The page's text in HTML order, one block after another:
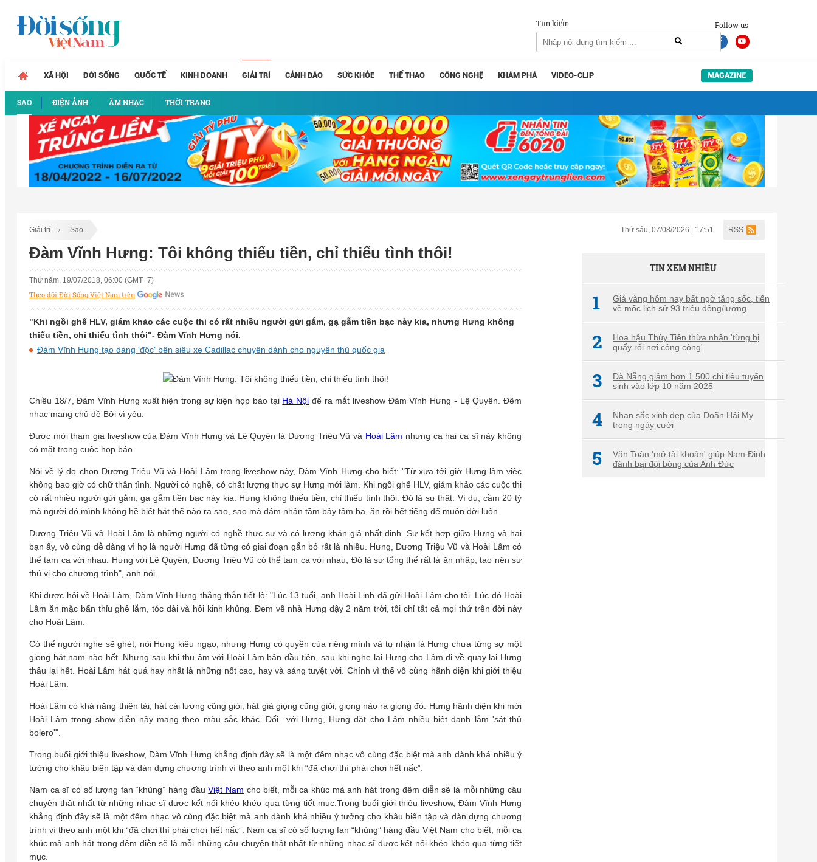
Follow us
Tìm kiếm
XÃ HỘI ĐỜI SỐNG QUỐC TẾ KINH DOANH GIẢI TRÍ
SAO ĐIỆN ẢNH ÂM NHẠC THỜI TRANG
CẢNH BÁO SỨC KHỎE THỂ THAO CÔNG NGHỆ KHÁM PHÁ VIDEO-CLIP MAGAZINE
Giải trí Sao Thứ sáu, 07/08/2026 | 17:51 RSS
Đàm Vĩnh Hưng: Tôi không thiếu tiền, chỉ thiếu tình thôi!
Thứ năm, 19/07/2018, 06:00 (GMT+7)
Theo dõi Đời Sống Việt Nam trên
"Khi ngồi ghế HLV, giám khảo các cuộc thi có rất nhiều người gửi gắm, gạ gẫm tiền bạc này kia, nhưng Hưng không
thiếu tiền, chỉ thiếu tình thôi"- Đàm Vĩnh Hưng nói.
Đàm Vĩnh Hưng tạo dáng 'độc' bên siêu xe Cadillac chuyên dành cho nguyên thủ quốc gia
Chiều 18/7, Đàm Vĩnh Hưng xuất hiện trong sự kiện họp báo tại Hà Nội để ra mắt liveshow Đàm Vĩnh Hưng - Lệ Quyên. Đêm
nhạc mang chủ đề Bởi vì yêu.
Được mời tham gia liveshow của Đàm Vĩnh Hưng và Lệ Quyên là Dương Triệu Vũ và Hoài Lâm nhưng ca hai ca sĩ này không
có mặt trong cuộc họp báo.
Nói về lý do chọn Dương Triệu Vũ và Hoài Lâm trong liveshow này, Đàm Vĩnh Hưng cho biết: "Từ xưa tới giờ Hưng làm việc
không bao giờ có chữ thân tình. Người có nghề, có chất lượng thực sự Hưng mới làm. Khi ngồi ghế HLV, giám khảo các cuộc thi
có rất nhiều người gửi gắm, gạ gẫm tiền bạc này kia. Hưng không thiếu tiền, chỉ thiếu tình thôi. Đó là sự thật. Ví dụ, cầm 20 tỷ
mà người đó mình không hề biết hát thế nào ra sao, sao mà dám nhận tầm bậy tầm bạ, ăn rồi hết tiếng để muôn đời luôn.
Dương Triệu Vũ và Hoài Lâm là những người có nghề thực sự và có lượng khán giả nhất định. Sự kết hợp giữa Hưng và hai
bạn ấy, vô cùng dễ dàng vì họ là người Hưng đã từng có giai đoạn gắn bó rất là nhiều. Hưng, Dương Triệu Vũ và Hoài Lâm có
thể tam ca với nhau. Hưng với Lệ Quyên, Dương Triệu Vũ có thể tam ca với nhau, Đó là sự tổng thể rất là ăn nhập, tạo nên sự
thú vị cho chương trình", anh nói.
Khi được hỏi về Hoài Lâm, Đàm Vĩnh Hưng thẳng thắn tiết lộ: "Lúc 13 tuổi, anh Hoài Linh đã gửi Hoài Lâm cho tôi. Lúc đó Hoài
Lâm ăn mặc bẩn thỉu ghê lắm, tóc dài và hôi kinh khủng. Đem về nhà Hưng dậy 2 năm trời, tôi chỉ tất cả mọi thứ trên đời này
cho Hoài Lâm.
Có thể người nghe sẽ ghét, nói Hưng kiêu ngạo, nhưng Hưng có quyền của riêng mình và tự nhận là Hưng chưa từng sợ một
giọng hát nam nào hết. Nhưng sau khi thu âm với Hoài Lâm bản đầu tiên, sau khi nghe lại Hưng cho Lâm đi về quay lại Hưng
thâu lại hết. Hoài Lâm hát quá hay nhất là những nốt cao, hay và sáng tuyệt vời. Chính vì thế vô cùng hãnh diện khi giới thiệu
Hoài Lâm.
Hoài Lâm có khả năng thiên tài, hát cải lương cũng giỏi, hát giả giọng cũng giỏi, giọng nào ra giọng đó. Hưng hãnh diện khi mời
Hoài Lâm trong show diễn này mang theo màu sắc khác. Đối với Hưng, Hưng đặt cho Lâm nhiều biệt danh lắm 'sát thủ
bolero'".
Trong buổi giới thiệu liveshow, Đàm Vĩnh Hưng khẳng định đây sẽ là một đêm nhạc vô cùng đặc biệt mà anh dành khá nhiều ý
tưởng cho khâu biên tập và dàn dựng chương trình vì theo anh một khi “đã chơi thì phải chơi hết nấc”.
Nam ca sĩ có số lượng fan “khủng” hàng đầuViệt Nam cho biết, mỗi ca khúc mà anh hát trong đêm diễn sẽ là mỗi những câu
chuyện thật nhất từ những nhạc sĩ được kết nối khéo khéo qua từng tiết mục.Trong buổi giới thiệu liveshow, Đàm Vĩnh Hưng
khẳng định đây sẽ là một đêm nhạc vô cùng đặc biệt mà anh dành khá nhiều ý tưởng cho khâu biên tập và dàn dựng chương
trình vì theo anh một khi “đã chơi thì phải chơi hết nấc”. Nam ca sĩ có số lượng fan “khủng” hàng đầu Việt Nam cho biết, mỗi ca
khúc mà anh hát trong đêm diễn sẽ là mỗi những câu chuyện thật nhất từ những nhạc sĩ được kết nối khéo khéo qua từng tiết
mục.
TIN XEM NHIỀU
1
Giá vàng hôm nay bất ngờ tăng sốc, tiến
về mốc lịch sử 93 triệu đồng/lượng
2
Hoa hậu Thùy Tiên thừa nhận 'từng bị
quấy rối nơi công cộng'
3
Đà Nẵng giảm hơn 1.500 chỉ tiêu tuyển
sinh vào lớp 10 năm 2025
4
Nhan sắc xinh đẹp của Doãn Hải My
trong ngày cưới
5
Văn Toàn 'mở tài khoản' giúp Nam Định
đánh bại đội bóng của Anh Đức